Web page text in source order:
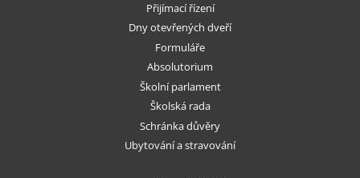
Přijímací řízení
Dny otevřených dveří
Formuláře
Absolutorium
Školní parlament
Školská rada
Schránka důvěry
Ubytování a stravování